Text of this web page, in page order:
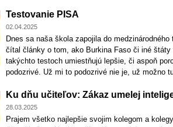
Testovanie PISA
02.04.2025
Dnes sa naša škola zapojila do
čítal články o tom, ako Burkina Faso či iné štáty
takýchto testoch umiestňujú lepšie, či aspoň
podozrivé. Už mi to podozrivé nie je, už možno
Ku dňu učiteľov: Zákaz umelej
28.03.2025
Prajem všetko najlepšie svojim kolegom a